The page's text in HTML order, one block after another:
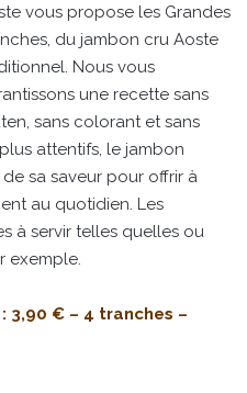
vous propose les Grandes
du jambon cru Aoste
Nous vous
une recette sans
sans colorant et sans
attentifs, le jambon
sa saveur pour offrir à
au quotidien. Les
à servir telles quelles ou
exemple.
3,90 € – 4 tranches –